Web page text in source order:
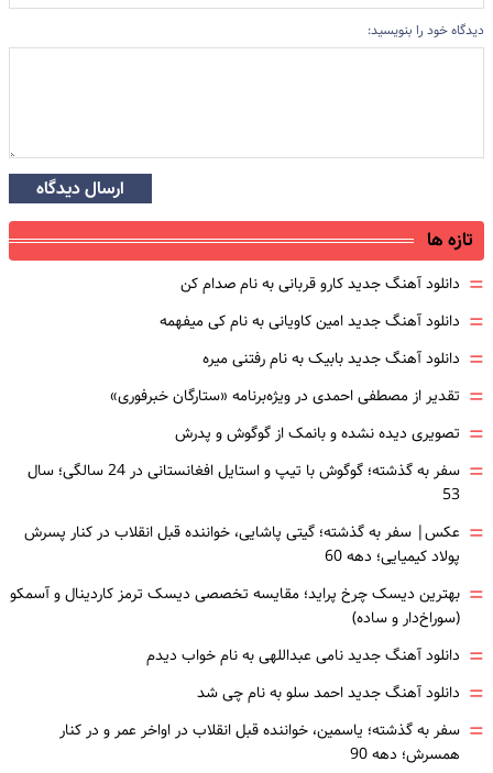
دیدگاه خود را بنویسید:
ارسال دیدگاه
تازه ها
= دانلود آهنگ جدید کارو قربانی به نام صدام کن
= دانلود آهنگ جدید امین کاویانی به نام کی میفهمه
= دانلود آهنگ جدید بابیک به نام رفتنی میره
= تقدیر از مصطفی احمدی در ویژه‌برنامه «ستارگان خبرفوری»
= تصویری دیده نشده و بانمک از گوگوش و پدرش
=
سفر به گذشته؛ گوگوش با تیپ و استایل افغانستانی در 24 سالگی؛ سال
53
= عکس| سفر به گذشته؛ گیتی پاشایی، خواننده قبل انقلاب در کنار پسرش
پولاد کیمیایی؛ دهه 60
= بهترین دیسک چرخ پراید؛ مقایسه تخصصی دیسک ترمز کاردینال و آسمکو
(سوراخ‌دار و ساده)
= دانلود آهنگ جدید نامی عبداللهی به نام خواب دیدم
= دانلود آهنگ جدید احمد سلو به نام چی شد
= سفر به گذشته؛ یاسمین، خواننده قبل انقلاب در اواخر عمر و در کنار
همسرش؛ دهه 90